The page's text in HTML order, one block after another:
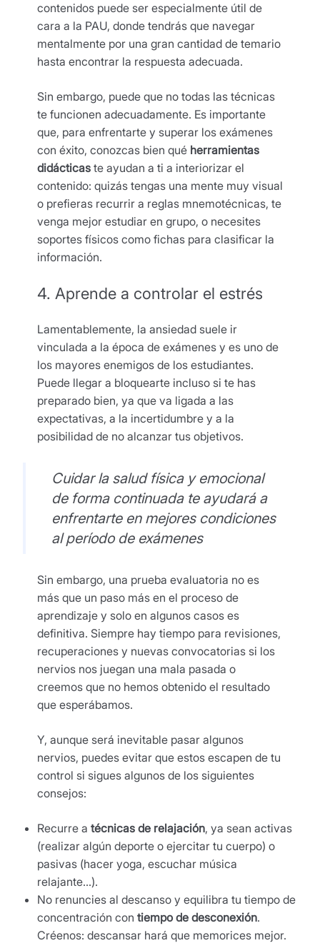
contenidos puede ser especialmente útil de
cara a la PAU, donde tendrás que navegar
mentalmente por una gran cantidad de temario
hasta encontrar la respuesta adecuada.
Sin embargo, puede que no todas las técnicas
te funcionen adecuadamente. Es importante
que, para enfrentarte y superar los exámenes
con éxito, conozcas bien qué herramientas
didácticas te ayudan a ti a interiorizar el
contenido: quizás tengas una mente muy visual
o prefieras recurrir a reglas mnemotécnicas, te
venga mejor estudiar en grupo, o necesites
soportes físicos como fichas para clasificar la
información.
4. Aprende a controlar el estrés
Lamentablemente, la ansiedad suele ir
vinculada a la época de exámenes y es uno de
los mayores enemigos de los estudiantes.
Puede llegar a bloquearte incluso si te has
preparado bien, ya que va ligada a las
expectativas, a la incertidumbre y a la
posibilidad de no alcanzar tus objetivos.
Cuidar la salud física y emocional
de forma continuada te ayudará a
enfrentarte en mejores condiciones
al período de exámenes
Sin embargo, una prueba evaluatoria no es
más que un paso más en el proceso de
aprendizaje y solo en algunos casos es
definitiva. Siempre hay tiempo para revisiones,
recuperaciones y nuevas convocatorias si los
nervios nos juegan una mala pasada o
creemos que no hemos obtenido el resultado
que esperábamos.
Y, aunque será inevitable pasar algunos
nervios, puedes evitar que estos escapen de tu
control si sigues algunos de los siguientes
consejos:
Recurre a técnicas de relajación, ya sean activas
(realizar algún deporte o ejercitar tu cuerpo) o
pasivas (hacer yoga, escuchar música
relajante…).
No renuncies al descanso y equilibra tu tiempo de
concentración con tiempo de desconexión.
Créenos: descansar hará que memorices mejor.